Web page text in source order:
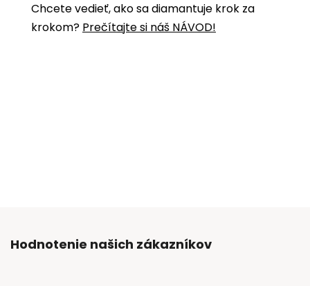
Chcete vedieť, ako sa diamantuje krok za
krokom? Prečítajte si náš NÁVOD!
Hodnotenie našich zákazníkov